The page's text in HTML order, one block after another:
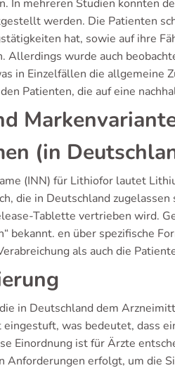
In mehreren Studien konnten
werden. Die Patienten
hat, sowie auf ihre
Allerdings wurde auch
in Einzelfällen die allgemeine
Patienten, die auf eine
(in
(INN) für Lithiofor lautet
die in Deutschland
Tablette vertrieben wird.
bekannt. en über spezifische
als auch die
in Deutschland dem
was bedeutet, dass
Einordnung ist für Ärzte
Anforderungen erfolgt, um die